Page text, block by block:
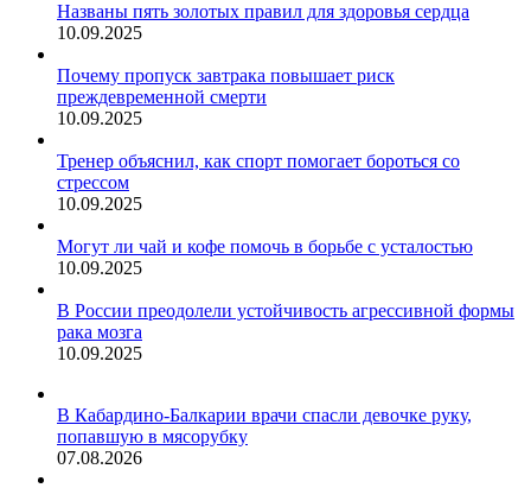
Названы пять золотых правил для здоровья сердца
10.09.2025
Почему пропуск завтрака повышает риск
преждевременной смерти
10.09.2025
Тренер объяснил, как спорт помогает бороться со
стрессом
10.09.2025
Могут ли чай и кофе помочь в борьбе с усталостью
10.09.2025
В России преодолели устойчивость агрессивной формы
рака мозга
10.09.2025
В Кабардино-Балкарии врачи спасли девочке руку,
попавшую в мясорубку
07.08.2026